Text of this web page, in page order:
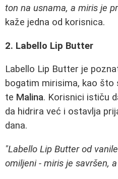
ton na usnama, a miris je
kaže jedna od korisnica.
2. Labello Lip Butter
Labello Lip Butter je
bogatim mirisima, kao što
te Malina. Korisnici ističu
da hidrira već i ostavlja
dana.
"Labello Lip Butter od
omiljeni - miris je savršen,